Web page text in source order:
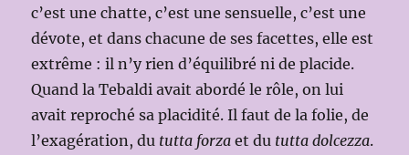
c’est une chatte, c’est une sensuelle, c’est une
dévote, et dans chacune de ses facettes, elle est
extrême : il n’y rien d’équilibré ni de placide.
Quand la Tebaldi avait abordé le rôle, on lui
avait reproché sa placidité. Il faut de la folie, de
l’exagération, du tutta forza et du tutta dolcezza.